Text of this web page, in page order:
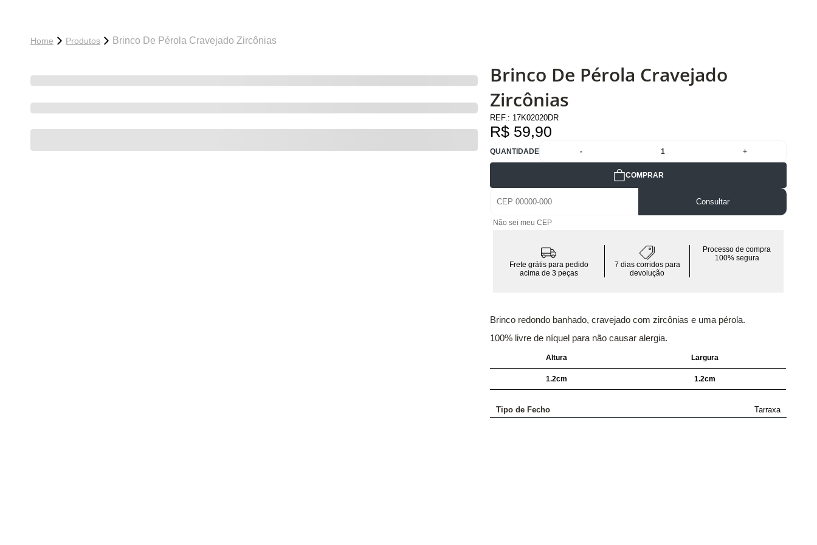
Home Produtos Brinco De Pérola Cravejado Zircônias
Brinco De Pérola Cravejado
Zircônias
REF.: 17K02020DR
R$ 59,90
QUANTIDADE - 1 +
COMPRAR
Consultar
Não sei meu CEP
Frete grátis para pedido
acima de 3 peças
7 dias corridos para
devolução
Processo de compra
100% segura
Brinco redondo banhado, cravejado com zircônias e uma pérola.
100% livre de níquel para não causar alergia.
Altura Largura
1.2cm 1.2cm
Tipo de Fecho Tarraxa